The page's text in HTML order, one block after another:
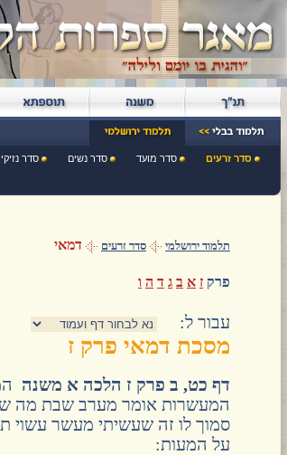
סדר זרעים סדר מועד סדר נשים סדר נזיקין
תלמוד ירושלמי סדר זרעים דמאי
פרק ז א ב ג ד ה ו
:עבור ל
מסכת דמאי פרק ז
דף כט, ב פרק ז הלכה א משנה
המעשרות אומר מערב שבת מה
סמוך לו זה שעשיתי מעשר עשוי
על המעות: